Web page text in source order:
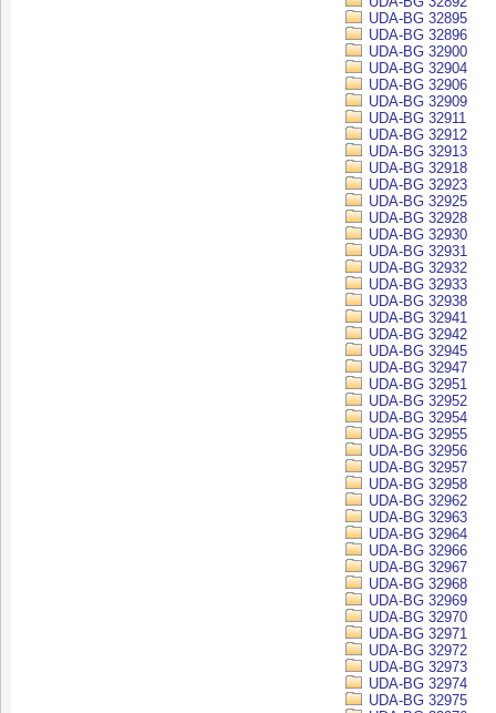
UDA-BG 32895
UDA-BG 32896
UDA-BG 32900
UDA-BG 32904
UDA-BG 32906
UDA-BG 32909
UDA-BG 32911
UDA-BG 32912
UDA-BG 32913
UDA-BG 32918
UDA-BG 32923
UDA-BG 32925
UDA-BG 32928
UDA-BG 32930
UDA-BG 32931
UDA-BG 32932
UDA-BG 32933
UDA-BG 32938
UDA-BG 32941
UDA-BG 32942
UDA-BG 32945
UDA-BG 32947
UDA-BG 32951
UDA-BG 32952
UDA-BG 32954
UDA-BG 32955
UDA-BG 32956
UDA-BG 32957
UDA-BG 32958
UDA-BG 32962
UDA-BG 32963
UDA-BG 32964
UDA-BG 32966
UDA-BG 32967
UDA-BG 32968
UDA-BG 32969
UDA-BG 32970
UDA-BG 32971
UDA-BG 32972
UDA-BG 32973
UDA-BG 32974
UDA-BG 32975